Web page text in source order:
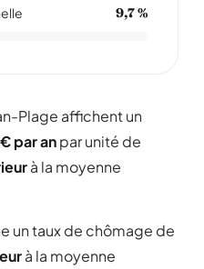
9,7 %
Plage affichent un
par anpar unité de
à la moyenne
un taux de chômage de
à la moyenne